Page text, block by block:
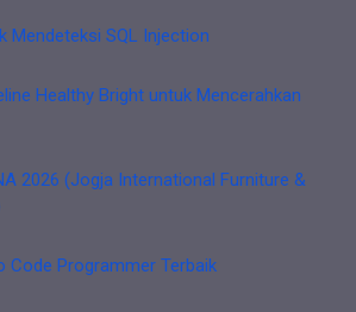
Mendeteksi SQL Injection
Healthy Bright untuk Mencerahkan
2026 (Jogja International Furniture &
Code Programmer Terbaik